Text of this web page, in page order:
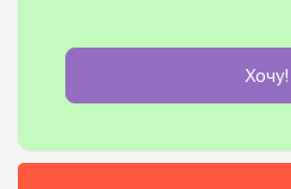
Хочу!